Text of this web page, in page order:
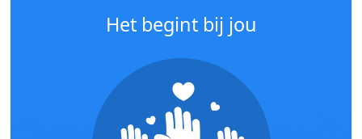
Het begint bij jou